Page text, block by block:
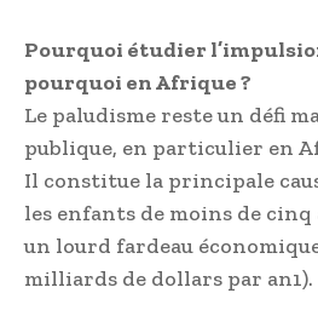
Pourquoi étudier
pourquoi en Afrique ?
Le paludisme reste un défi
publique, en particulier en
Il constitue la principale
les enfants de moins de
un lourd fardeau
milliards de dollars par an1).